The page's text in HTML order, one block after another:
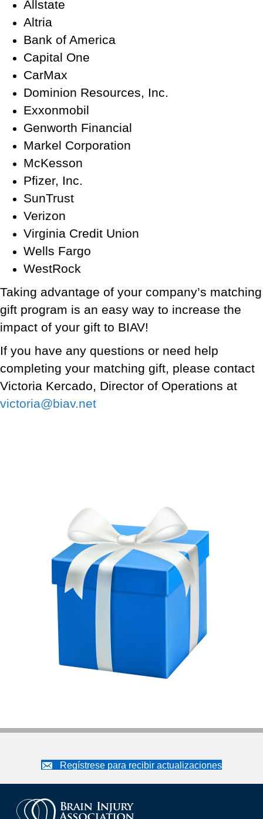
Allstate
Altria
Bank of America
Capital One
CarMax
Dominion Resources, Inc.
Exxonmobil
Genworth Financial
Markel Corporation
McKesson
Pfizer, Inc.
SunTrust
Verizon
Virginia Credit Union
Wells Fargo
WestRock
Taking advantage of your company’s matching
gift program is an easy way to increase the
impact of your gift to BIAV!
If you have any questions or need help
completing your matching gift, please contact
Victoria Kercado, Director of Operations at
victoria@biav.net
Regístrese para recibir actualizaciones